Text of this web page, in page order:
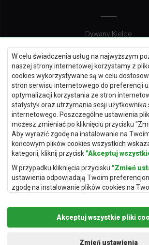
W celu świadczenia usług na najwyższym
naszej strony internetowej korzystamy z
cookies wykorzystywane są w celu
stron serwisu internetowego do preferencji
optymalizacji korzystania ze stron
statystyk oraz utrzymania sesji użytkownika
internetowego. Poszczególne ustawienia
możesz zmieniać po kliknięciu przycisku
Aby wyrazić zgodę na instalowanie na
końcowym plików cookies wszystkich
kategorii, kliknij przycisk "Akceptuj
W przypadku kliknięcia przycisku "Zmień
ustawienia odpowiadają Twoim
zgodę na instalowanie plików cookies na
"Zapisz i zaakceptuj".
Podstawą przetwarzania danych
administratora danych osobowych (Rugito
Akceptuj wszystkie pliki
Zmień ustawienia
Dywany Kielce
Dywany Gdańsk
Dywany Toruń
Dywany Bydgoszcz
Dywany Łódź
Dywany Katowice
Dywany Rzeszów
Dywany Częstochowa
Projekt i realizacja:dimax.pl